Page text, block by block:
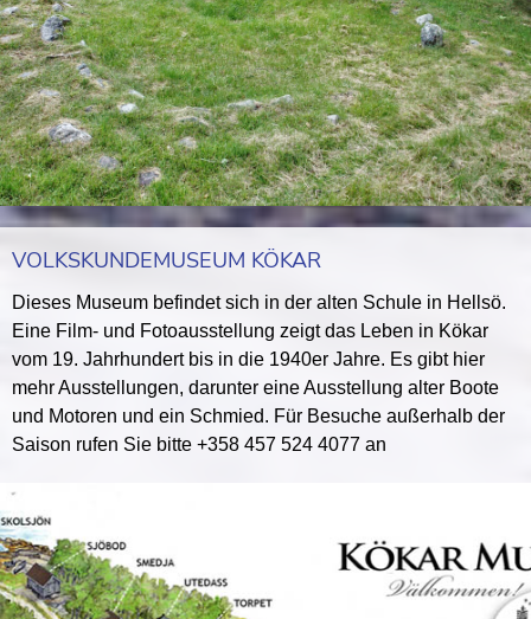
VOLKSKUNDEMUSEUM KÖKAR
Dieses Museum befindet sich in der alten Schule in Hellsö.
Eine Film- und Fotoausstellung zeigt das Leben in Kökar
vom 19. Jahrhundert bis in die 1940er Jahre. Es gibt hier
mehr Ausstellungen, darunter eine Ausstellung alter Boote
und Motoren und ein Schmied. Für Besuche außerhalb der
Saison rufen Sie bitte +358 457 524 4077 an